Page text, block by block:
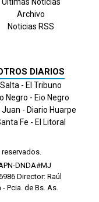
Archivo
Noticias RSS
DIARIOS
Salta - El Tribuno
Negro - Eio Negro
Juan - Diario Huarpe
Fe - El Litoral
DNDA#MJ
Director: Raúl
Pcia. de Bs. As.